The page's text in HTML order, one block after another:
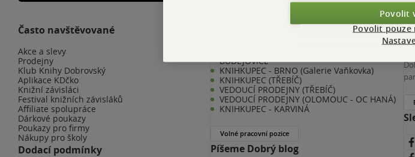
Často navštěvované
Akce a slevy
Prodejny
Klub Knihy Dobrovský
Aplikace KDčko
Knižní závisláci
Festival knižních závisláků
Affiliate spolupráce
Dárkové poukazy
Poukazy pro firmy
Nákupy pro školy
Dodací podmínky
BUDĚJOVICE
KNIHKUPEC - BRNO (Galerie Vaňkovka)
KNIHKUPEC (TŘEBÍČ)
VEDOUCÍ PRODEJNY (TŘEBÍČ)
VEDOUCÍ PRODEJNY (OLOMOUC - OC HANÁ)
KNIHKUPEC - KARVINÁ
Volné pracovní pozice
Píšeme Dobrý blog
Povolit
Povolit pouze